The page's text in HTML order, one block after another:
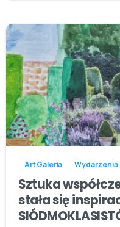
Art Galeria Wydarzenia
Sztuka
stała się